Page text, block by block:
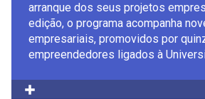
arranque dos seus projetos
edição, o programa acompanha
empresariais, promovidos por
empreendedores ligados à